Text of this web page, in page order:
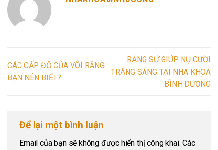
CÁC CẤP ĐỘ CỦA VÔI RĂNG
BẠN NÊN BIẾT?
RĂNG SỨ GIÚP NỤ CƯỜI
TRẮNG SÁNG TẠI NHA KHOA
BÌNH DƯƠNG
Để lại một bình luận
Email của bạn sẽ không được hiển thị công khai. Các